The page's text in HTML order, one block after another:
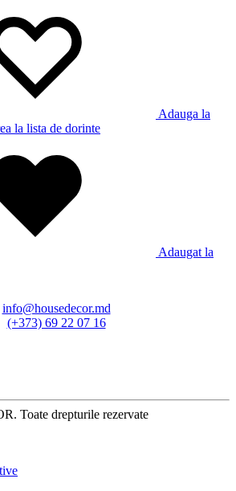
Adauga la
la lista de dorinte
Adaugat la
info@housedecor.md
(+373) 69 22 07 16
Toate drepturile rezervate